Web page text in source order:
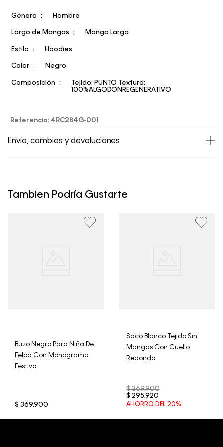
Género Hombre
Largo de Mangas Manga Larga
Estilo Hoodies
Color Negro
Composición
Tejido: PUNTO Textura:
100%ALGODONREGENERATIVO
Referencia: 4RC284G-001
Envío, cambios y devoluciones
un período de 30 días calendario tras la recepción.
clientes, no aceptamos devoluciones en ropa interior y
Tambien Podría Gustarte
Buzo Negro Para Niña De
Felpa Con Monograma
Festivo
$ 369.900
Saco Blanco Tejido Sin
Mangas Con Cuello
Redondo
$ 369.900
$ 295.920
AHORRO DEL 20%